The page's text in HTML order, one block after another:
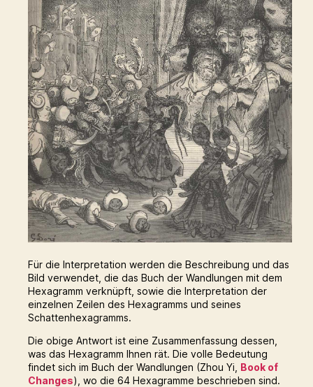
Für die Interpretation werden die Beschreibung und das
Bild verwendet, die das Buch der Wandlungen mit dem
Hexagramm verknüpft, sowie die Interpretation der
einzelnen Zeilen des Hexagramms und seines
Schattenhexagramms.
Die obige Antwort ist eine Zusammenfassung dessen,
was das Hexagramm Ihnen rät. Die volle Bedeutung
findet sich im Buch der Wandlungen (Zhou Yi, Book of
Changes), wo die 64 Hexagramme beschrieben sind.